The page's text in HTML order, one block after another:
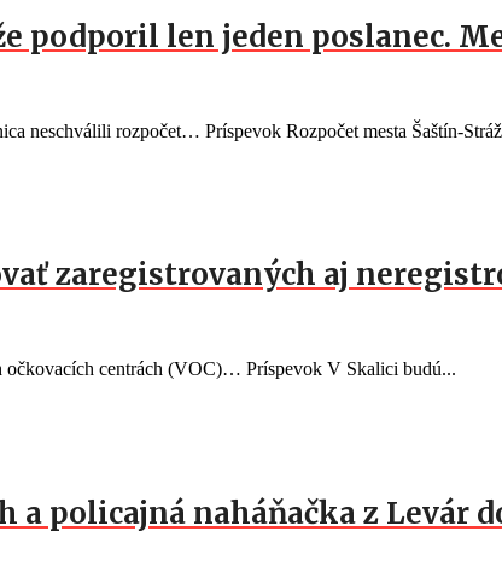
podporil len jeden poslanec.
neschválili rozpočet… Príspevok Rozpočet mesta Šaštín-
zaregistrovaných aj
centrách (VOC)… Príspevok V Skalici budú...
policajná naháňačka z Levár